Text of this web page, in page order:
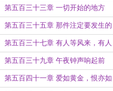
第五百三十三章 一切开始的地方
第五百三十五章 那件注定要发生的
事情
第五百三十七章 有人等风来，有人
追风去
第五百三十九章 午夜钟声响起前
第五百四十一章 爱如黄金，恨亦如